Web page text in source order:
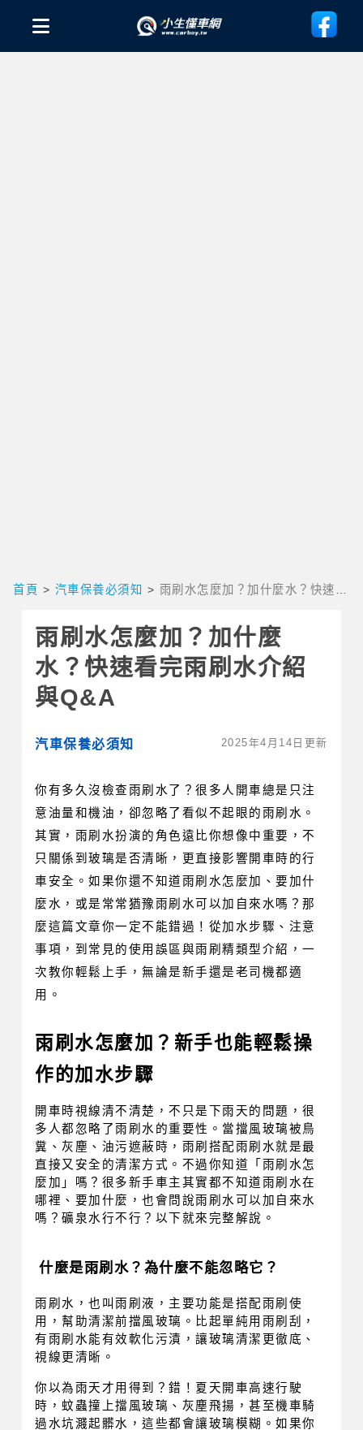
首頁 > 汽車保養必須知 > 雨刷水怎麼加？加什麼水？快速看
雨刷水怎麼加？加什麼
水？快速看完雨刷水介紹
與Q&A
汽車保養必須知 2025年4月14日更新
你有多久沒檢查雨刷水了？很多人開車總是只注
意油量和機油，卻忽略了看似不起眼的雨刷水。
其實，雨刷水扮演的角色遠比你想像中重要，不
只關係到玻璃是否清晰，更直接影響開車時的行
車安全。如果你還不知道雨刷水怎麼加、要加什
麼水，或是常常猶豫雨刷水可以加自來水嗎？那
麼這篇文章你一定不能錯過！從加水步驟、注意
事項，到常見的使用誤區與雨刷精類型介紹，一
次教你輕鬆上手，無論是新手還是老司機都適
用。
雨刷水怎麼加？新手也能輕鬆操
作的加水步驟
開車時視線清不清楚，不只是下雨天的問題，很
多人都忽略了雨刷水的重要性。當擋風玻璃被鳥
糞、灰塵、油污遮蔽時，雨刷搭配雨刷水就是最
直接又安全的清潔方式。不過你知道「雨刷水怎
麼加」嗎？很多新手車主其實都不知道雨刷水在
哪裡、要加什麼，也會問說雨刷水可以加自來水
嗎？礦泉水行不行？以下就來完整解說。
什麼是雨刷水？為什麼不能忽略它？
雨刷水，也叫雨刷液，主要功能是搭配雨刷使
用，幫助清潔前擋風玻璃。比起單純用雨刷刮，
有雨刷水能有效軟化污漬，讓玻璃清潔更徹底、
視線更清晰。
你以為雨天才用得到？錯！夏天開車高速行駛
時，蚊蟲撞上擋風玻璃、灰塵飛揚，甚至機車騎
過水坑濺起髒水，這些都會讓玻璃模糊。如果你